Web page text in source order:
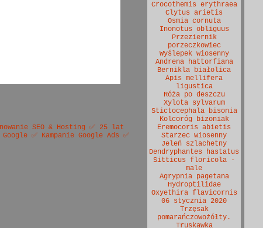
SEO & Hosting ✅ 25 lat
✅ Kampanie Google Ads ✅
Crocothemis erythraea
Clytus arietis
Osmia cornuta
Inonotus obliguus
Przeziernik
porzeczkowiec
Wyślepek wiosenny
Andrena hattorfiana
Bernikla białolica
Apis mellifera
ligustica
Róża po deszczu
Xylota sylvarum
Stictocephala bisonia
Kolcoróg bizoniak
Eremocoris abietis
Starzec wiosenny
Jeleń szlachetny
Dendryphantes hastatus
Sitticus floricola -
male
Agrypnia pagetana
Hydroptilidae
Oxyethira flavicornis
06 stycznia 2020
Trzęsak
pomarańczowożółty.
Truskawka